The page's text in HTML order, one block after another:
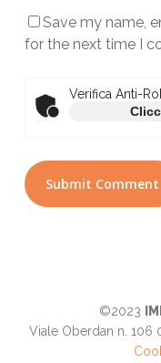
Save my name,
for the next time I
Verifica Anti-
©2023
Viale Oberdan n. 106